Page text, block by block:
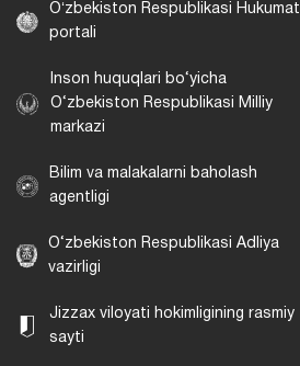
Oʻzbekiston Respublikasi Hukumat
portali
Inson huquqlari bo‘yicha
O‘zbekiston Respublikasi Milliy
markazi
Bilim va malakalarni baholash
agentligi
O‘zbekiston Respublikasi Adliya
vazirligi
Jizzax viloyati hokimligining rasmiy
sayti